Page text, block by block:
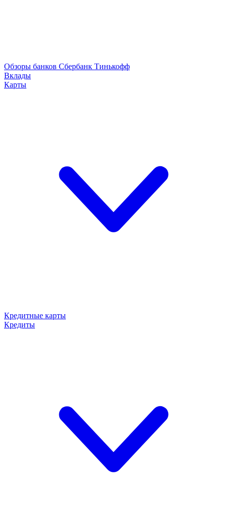
Обзоры банков Сбербанк Тинькофф
Вклады
Карты
Кредитные карты
Кредиты